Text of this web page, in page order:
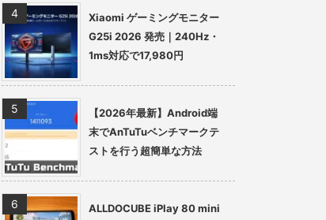
Xiaomi ゲーミングモニター
G25i 2026 発売｜240Hz・
1ms対応で17,980円
【2026年最新】Android端
末でAnTuTuベンチマークテ
ストを行う超簡単な方法
ALLDOCUBE iPlay 80 mini